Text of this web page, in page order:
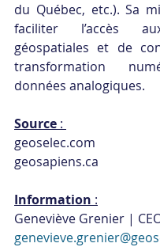
du Québec, etc.). Sa
faciliter l’accès
géospatiales et de
transformation
données analogiques.
Source :
geoselec.com
geosapiens.ca
Information :
Geneviève Grenier |